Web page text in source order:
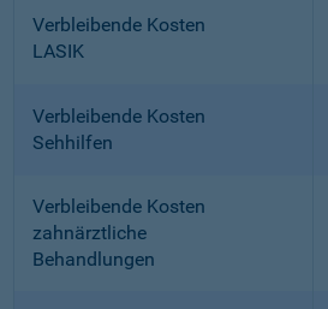
Verbleibende Kosten
LASIK
Verbleibende Kosten
Sehhilfen
Verbleibende Kosten
zahnärztliche
Behandlungen